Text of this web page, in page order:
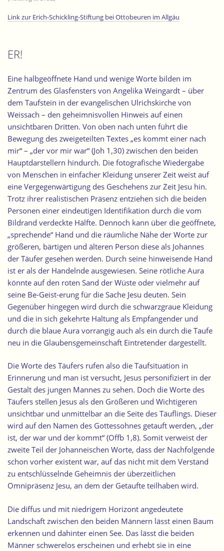
Link zur Erich-Schickling-Stiftung bei Ottobeuren im Allgäu
ER!
Eine halbgeöffnete Hand und wenige Worte bilden im
Zentrum des Glasfensters von Angelika Weingardt – über
dem Taufstein in der evangelischen Ulrichskirche von
Weissach – den geheimnisvollen Hinweis auf einen
unsichtbaren Dritten. Von oben nach unten führt die
Bewegung des zweigeteilten Textes „es kommt einer nach
mir“ – „der vor mir war“ (Joh 1,30) zwischen den beiden
Hauptdarstellern hindurch. Die fotografische Wiedergabe
von Menschen in einfacher Kleidung unserer Zeit weist auf
eine Vergegenwärtigung des Geschehens zur Zeit Jesu hin.
Trotz ihrer realistischen Präsenz entziehen sich die beiden
Personen einer eindeutigen Identifikation durch die vom
Bildrand verdeckte Hälfte. Dennoch kann über die geöffnete,
„sprechende“ Hand und die räumliche Nähe der Worte zur
größeren, bärtigen und älteren Person diese als Johannes
der Täufer gesehen werden. Durch seine hinweisende Hand
ist er als der Handelnde ausgewiesen. Seine rötliche Aura
könnte auf den roten Sand der Wüste oder vielmehr auf
seine Be-Geist-erung für die Sache Jesu deuten. Sein
Gegenüber hingegen wird durch die schwarzgraue Kleidung
und die in sich gekehrte Haltung als Empfangender und
durch die blaue Aura vorrangig auch als ein durch die Taufe
neu in die Glaubensgemeinschaft Eintretender dargestellt.
Die Worte des Täufers rufen also die Taufsituation in
Erinnerung und man ist versucht, Jesus personifiziert in der
Gestalt des jungen Mannes zu sehen. Doch die Worte des
Täufers stellen Jesus als den Größeren und Wichtigeren
unsichtbar und unmittelbar an die Seite des Täuflings. Dieser
wird auf den Namen des Gottessohnes getauft werden, „der
ist, der war und der kommt“ (Offb 1,8). Somit verweist der
zweite Teil der Johanneischen Worte, dass der Nachfolgende
schon vorher existent war, auf das nicht mit dem Verstand
zu entschlüsselnde Geheimnis der überzeitlichen
Omnipräsenz Jesu, an dem der Getaufte teilhaben wird.
Die diffus und mit niedrigem Horizont angedeutete
Landschaft zwischen den beiden Männern lässt einen Baum
erkennen und dahinter einen See. Das lässt die beiden
Männer schwerelos erscheinen und erhebt sie in eine